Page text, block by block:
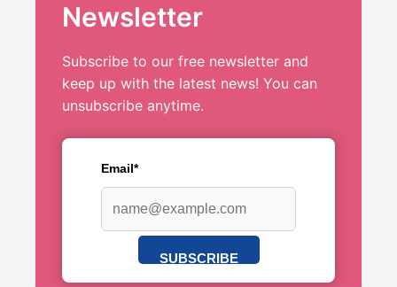
Newsletter
Subscribe to our free newsletter and
keep up with the latest news! You can
unsubscribe anytime.
Email*
SUBSCRIBE